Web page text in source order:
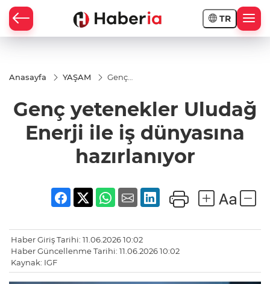
TR
Anasayfa YAŞAM
Genç
Enerji ile iş
dünyasına
hazırlanıyor
Genç yetenekler Uludağ
Enerji ile iş dünyasına
hazırlanıyor
Haber Giriş Tarihi: 11.06.2026 10:02
Haber Güncellenme Tarihi: 11.06.2026 10:02
Kaynak: IGF